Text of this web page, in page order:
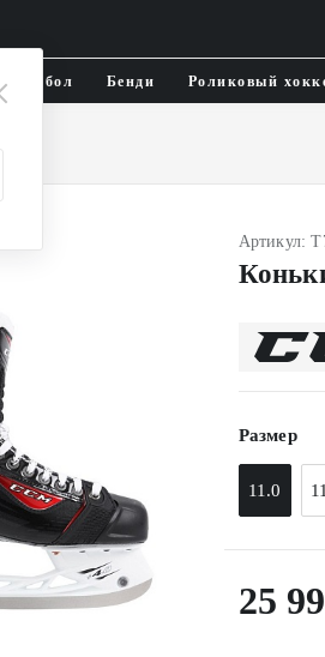
Флорбол Бенди Роликовый
Артикул:
Размер
11.0
25